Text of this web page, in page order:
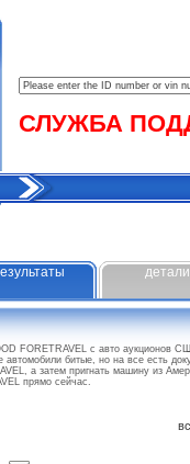
СЛУЖБА
детали
FORETRAVEL с авто аукционов
автомобили битые, но на все есть
а затем пригнать машину из
прямо сейчас.